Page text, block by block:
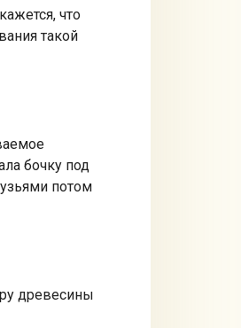
что
такой
бочку под
потом
древесины